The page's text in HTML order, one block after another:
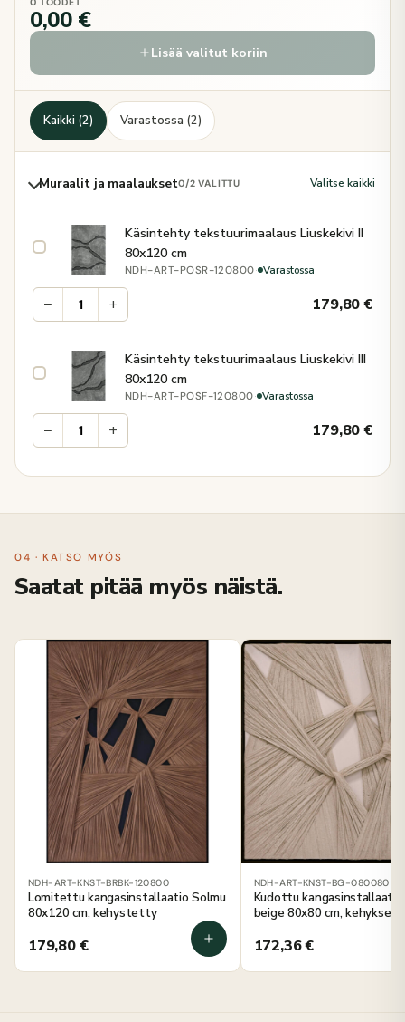
0,00 €
Lisää valitut koriin
Kaikki (2) Varastossa (2)
Muraalit ja maalaukset0/2 VALITTU Valitse kaikki
Käsintehty tekstuurimaalaus Liuskekivi II
80x120 cm
NDH-ART-POSR-120800· Varastossa
− + 179,80€
Käsintehty tekstuurimaalaus Liuskekivi III
80x120 cm
NDH-ART-POSF-120800· Varastossa
− + 179,80€
04 · KATSO MYÖS
Saatat pitää myös näistä.
NDH-ART-KNST-BRBK-120800
Lomitettu kangasinstallaatio Solmu
80x120 cm, kehystetty
179,80€
NDH-ART-KNST-BG-080080
Kudottu
beige 80x80 cm, kehyksellä
172,36€